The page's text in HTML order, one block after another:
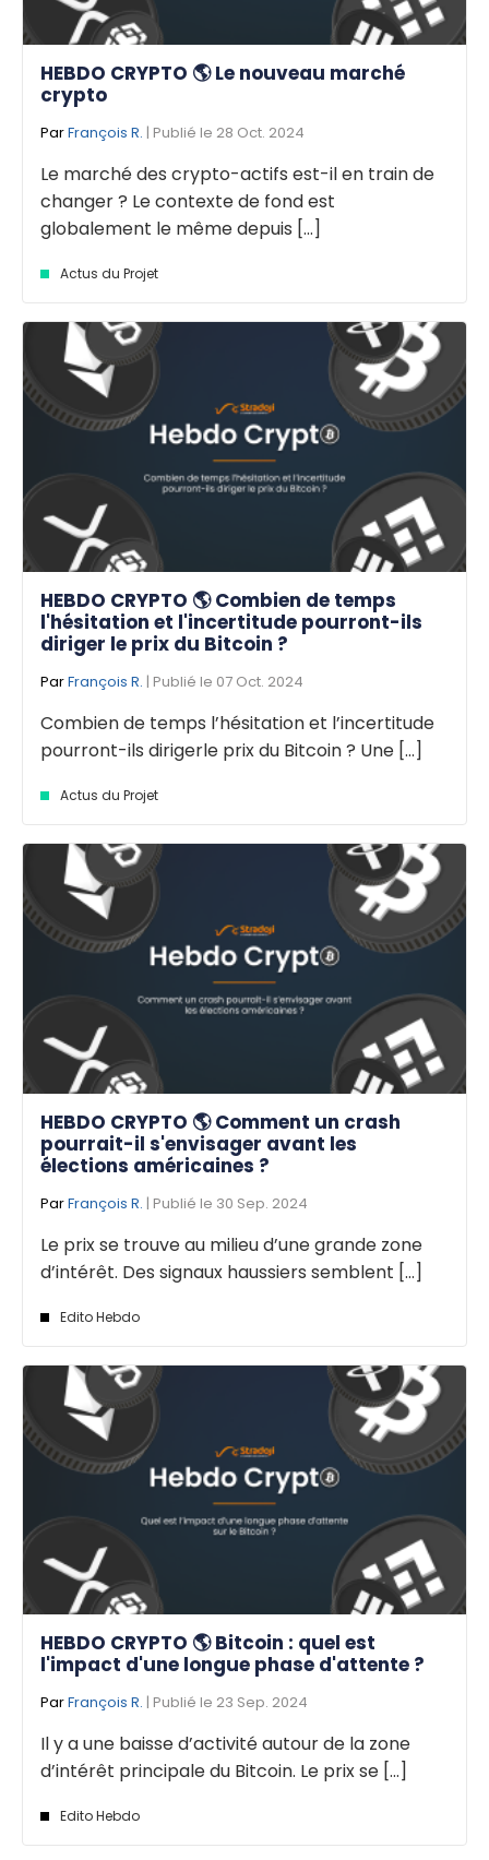
HEBDO CRYPTO 🌎 Le nouveau marché
crypto
ParFrançois R. | Publié le 28 Oct. 2024
Le marché des crypto-actifs est-il en train de
changer ? Le contexte de fond est
globalement le même depuis [...]
Actus du Projet
HEBDO CRYPTO 🌎 Combien de temps
l'hésitation et l'incertitude pourront-ils
diriger le prix du Bitcoin ?
ParFrançois R. | Publié le 07 Oct. 2024
Combien de temps l’hésitation et l’incertitude
pourront-ils dirigerle prix du Bitcoin ? Une [...]
Actus du Projet
HEBDO CRYPTO 🌎 Comment un crash
pourrait-il s'envisager avant les
élections américaines ?
ParFrançois R. | Publié le 30 Sep. 2024
Le prix se trouve au milieu d’une grande zone
d’intérêt. Des signaux haussiers semblent [...]
Edito Hebdo
HEBDO CRYPTO 🌎 Bitcoin : quel est
l'impact d'une longue phase d'attente ?
ParFrançois R. | Publié le 23 Sep. 2024
Il y a une baisse d’activité autour de la zone
d’intérêt principale du Bitcoin. Le prix se [...]
Edito Hebdo